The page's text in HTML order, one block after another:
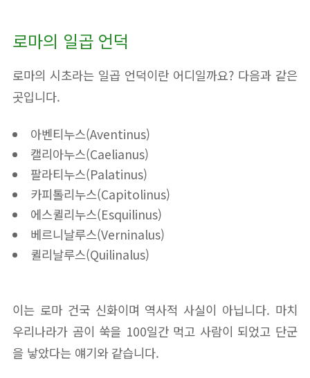
로마의 일곱 언덕
로마의 시초라는 일곱 언덕이란 어디일까요? 다음과 같은
곳입니다.
아벤티누스(Aventinus)
캘리아누스(Caelianus)
팔라티누스(Palatinus)
카피톨리누스(Capitolinus)
에스퀼리누스(Esquilinus)
베르니날루스(Verninalus)
퀼리날루스(Quilinalus)
이는 로마 건국 신화이며 역사적 사실이 아닙니다. 마치
우리나라가 곰이 쑥을 100일간 먹고 사람이 되었고 단군
을 낳았다는 얘기와 같습니다.